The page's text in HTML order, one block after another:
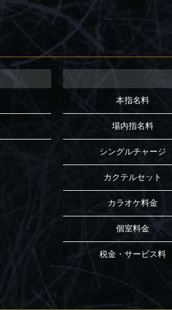
本指名料
場内指名料
シングルチャージ
カクテルセット
カラオケ料金
個室料金
税金・サービス料